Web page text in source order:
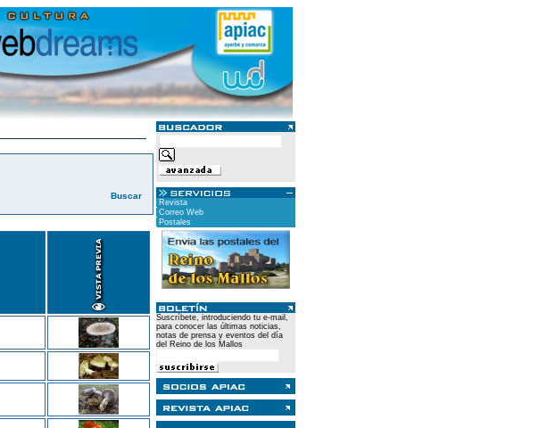
Revista
Correo Web
Postales
Suscríbete, introduciendo tu e-mail,
para conocer las últimas noticias,
notas de prensa y eventos del día
del Reino de los Mallos